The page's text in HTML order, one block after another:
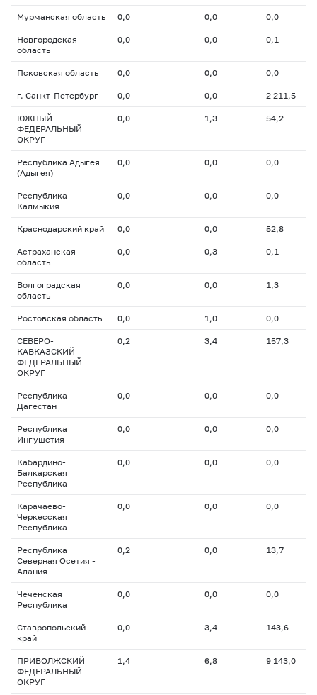
Мурманская область 0,0 0,0 0,0
Новгородская
область
0,0 0,0 0,1
Псковская область 0,0 0,0 0,0
г. Санкт-Петербург 0,0 0,0 2 211,5
ЮЖНЫЙ
ФЕДЕРАЛЬНЫЙ
ОКРУГ
0,0 1,3 54,2
Республика Адыгея
(Адыгея)
0,0 0,0 0,0
Республика
Калмыкия
0,0 0,0 0,0
Краснодарский край 0,0 0,0 52,8
Астраханская
область
0,0 0,3 0,1
Волгоградская
область
0,0 0,0 1,3
Ростовская область 0,0 1,0 0,0
СЕВЕРО-
КАВКАЗСКИЙ
ФЕДЕРАЛЬНЫЙ
ОКРУГ
0,2 3,4 157,3
Республика
Дагестан
0,0 0,0 0,0
Республика
Ингушетия
0,0 0,0 0,0
Кабардино-
Балкарская
Республика
0,0 0,0 0,0
Карачаево-
Черкесская
Республика
0,0 0,0 0,0
Республика
Северная Осетия -
Алания
0,2 0,0 13,7
Чеченская
Республика
0,0 0,0 0,0
Ставропольский
край
0,0 3,4 143,6
ПРИВОЛЖСКИЙ
ФЕДЕРАЛЬНЫЙ
ОКРУГ
1,4 6,8 9 143,0